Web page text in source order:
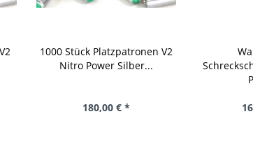
1000 Stück Platzpatronen V2
Nitro Power Silber...
180,00 € *